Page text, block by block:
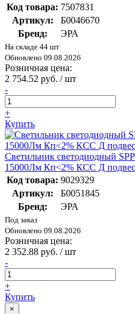
Код товара: 7507831
Артикул:
Б0046670
Бренд:
ЭРА
На складе 44 шт
Обновлено 09.08.2026
Розничная цена:
2 754.52 руб. / шт
-
+
Купить
Светильник светодиодный
15000Лм Кп<2% КСС Д
Код товара: 9029329
Артикул:
Б0051845
Бренд:
ЭРА
Под заказ
Обновлено 09.08.2026
Розничная цена:
2 352.88 руб. / шт
-
+
Купить
×